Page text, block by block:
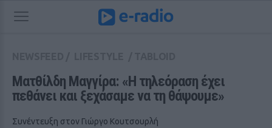
Ματθίλδη Μαγγίρα: «Η τηλεόραση έχει
πεθάνει και ξεχάσαμε να τη θάψουμε»
Συνέντευξη στον Γιώργο Κουτσουρλή